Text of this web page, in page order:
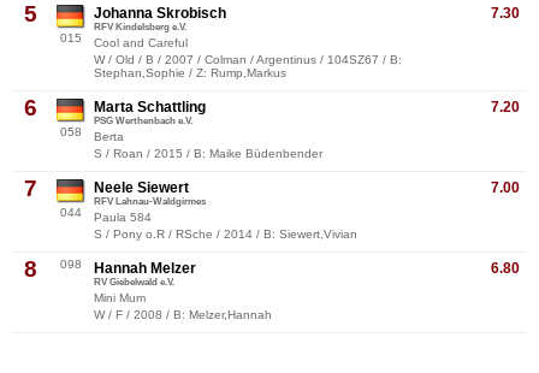
5
015
7.30
Johanna Skrobisch
RFV Kindelsberg e.V.
Cool and Careful
W / Old / B / 2007 / Colman / Argentinus / 104SZ67 / B:
Stephan,Sophie / Z: Rump,Markus
6
058
7.20
Marta Schattling
PSG Werthenbach e.V.
Berta
S / Roan / 2015 / B: Maike Büdenbender
7
044
7.00
Neele Siewert
RFV Lahnau-Waldgirmes
Paula 584
S / Pony o.R / RSche / 2014 / B: Siewert,Vivian
8 098 6.80
Hannah Melzer
RV Giebelwald e.V.
Mini Mum
W / F / 2008 / B: Melzer,Hannah